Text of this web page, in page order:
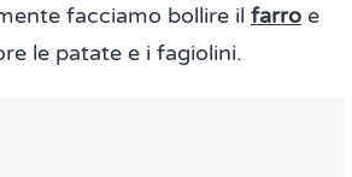
facciamo bollire il farro e
le patate e i fagiolini.